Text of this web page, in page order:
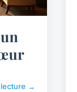
lecture →